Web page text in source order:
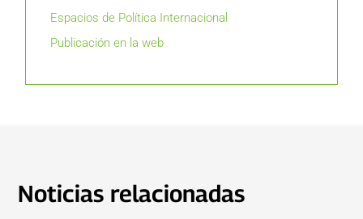
Espacios de Política Internacional
Publicación en la web
Noticias relacionadas